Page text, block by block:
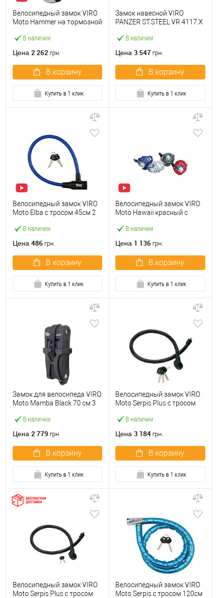
В наличии
Велосипедный замок VIRO
Moto Hammer на тормозной
Цена 2 262 грн.
В корзину
Купить в 1 клик
В наличии
Замок навесной VIRO
PANZER ST.STEEL VR 4117.X
Цена 3 547 грн.
В корзину
Купить в 1 клик
В наличии
Велосипедный замок VIRO
Moto Elba с тросом 45см 2
Цена 486 грн.
В корзину
Купить в 1 клик
В наличии
Велосипедный замок VIRO
Moto Hawaii красный с
Цена 1 136 грн.
В корзину
Купить в 1 клик
В наличии
Замок для велосипеда VIRO
Moto Mamba Black 70 см 3
Цена 2 779 грн.
В корзину
Купить в 1 клик
В наличии
Велосипедный замок VIRO
Moto Serpis Plus с тросом
Цена 3 184 грн.
В корзину
Купить в 1 клик
Велосипедный замок VIRO
Moto Serpis Plus с тросом
Велосипедный замок VIRO
Moto Serpis с тросом 120см